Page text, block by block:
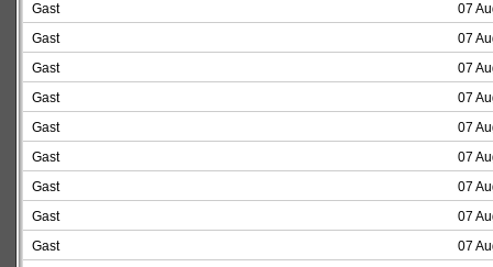
Gast
07
Gast
07
Gast
07
Gast
07
Gast
07
Gast
07
Gast
07
Gast
07
Gast
07